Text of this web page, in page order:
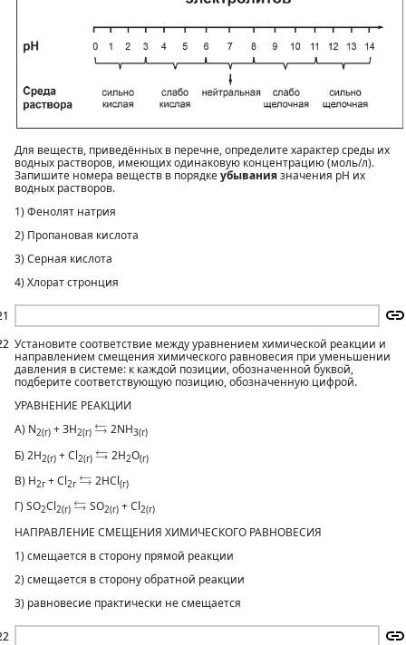
Для веществ, приведённых в перечне, определите характер среды их
водных растворов, имеющих одинаковую концентрацию (моль/л).
Запишите номера веществ в порядкеубываниязначения pH их
водных растворов.
1) Фенолят натрия
2) Пропановая кислота
3) Серная кислота
4) Хлорат стронция
Установите соответствие между уравнением химической реакции и
направлением смещения химического равновесия при уменьшении
давления в системе: к каждой позиции, обозначенной буквой,
подберите соответствующую позицию, обозначенную цифрой.
УРАВНЕНИЕ РЕАКЦИИ
A) N2(г) + ЗН2(г) ⇆
⇆ 2NH3(г)
Б) 2Н2(г) + Cl2(г) ⇆
⇆ 2Н2О(г)
B) Н2г + Сl2г ⇆
⇆ 2НСl(г)
Г) SО2Cl2(r) ⇆
⇆ SO2(r) + Сl2(г)
НАПРАВЛЕНИЕ СМЕЩЕНИЯ ХИМИЧЕСКОГО РАВНОВЕСИЯ
1) смещается в сторону прямой реакции
2) смещается в сторону обратной реакции
3) равновесие практически не смещается